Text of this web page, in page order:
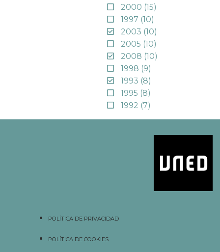
2000 (15)
1997 (10)
2003 (10)
2005 (10)
2008 (10)
1998 (9)
1993 (8)
1995 (8)
1992 (7)
POLÍTICA DE PRIVACIDAD
POLÍTICA DE COOKIES